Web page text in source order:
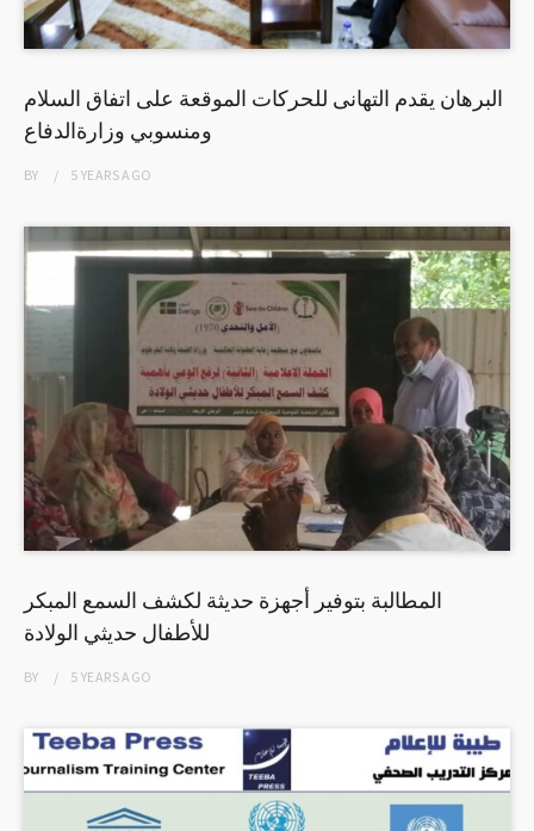
البرهان يقدم التهانى للحركات الموقعة على اتفاق السلام
ومنسوبي وزارةالدفاع
BY 5 YEARSAGO
المطالبة بتوفير أجهزة حديثة لكشف السمع المبكر
للأطفال حديثي الولادة
BY 5 YEARSAGO